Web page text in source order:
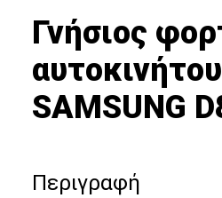
Γνήσιος
SAMSUNG
Περιγραφή